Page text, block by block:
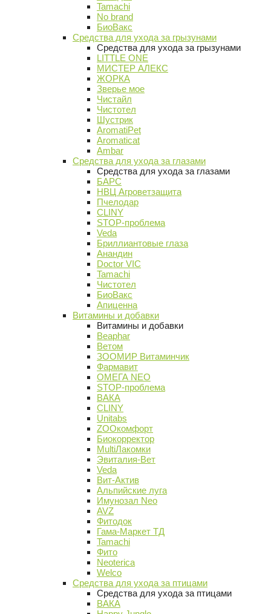
Tamachi
No brand
БиоВакс
Средства для ухода за грызунами
Средства для ухода за грызунами
LITTLE ONE
МИСТЕР АЛЕКС
ЖОРКА
Зверье мое
Чистайл
Чистотел
Шустрик
AromatiPet
Aromaticat
Ambar
Средства для ухода за глазами
Средства для ухода за глазами
БАРС
НВЦ Агроветзащита
Пчелодар
CLINY
STOP-проблема
Veda
Бриллиантовые глаза
Анандин
Doctor VIC
Tamachi
Чистотел
БиоВакс
Апиценна
Витамины и добавки
Витамины и добавки
Beaphar
Ветом
ЗООМИР Витаминчик
Фармавит
ОМЕГА NEO
STOP-проблема
ВАКА
CLINY
Unitabs
ZOOкомфорт
Биокорректор
MultiЛакомки
Эвиталия-Вет
Veda
Вит-Актив
Альпийские луга
Имунозал Neo
AVZ
Фитодок
Гама-Маркет ТД
Tamachi
Фито
Neoterica
Welco
Средства для ухода за птицами
Средства для ухода за птицами
ВАКА